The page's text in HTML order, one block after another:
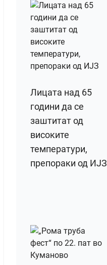
Лицата над 65
години да се
заштитат од
високите
температури,
препораки од ИЈЗ